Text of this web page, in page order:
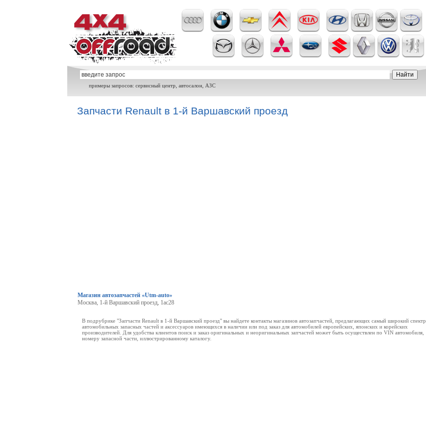
примеры запросов: сервисный центр, автосалон, АЗС
Запчасти Renault в 1-й Варшавский проезд
Магазин автозапчастей «Utm-auto»
Москва, 1-й Варшавский проезд, 1ас28
В подрубрике "Запчасти Renault в 1-й Варшавский проезд" вы найдете контакты магазинов автозапчастей, предлагающих самый широкий спектр
автомобильных запасных частей и аксессуаров имеющихся в наличии или под заказ для автомобилей европейских, японских и корейских
производителей. Для удобства клиентов поиск и заказ оригинальных и неоригинальных запчастей может быть осуществлен по VIN автомобиля,
номеру запасной части, иллюстрированному каталогу.